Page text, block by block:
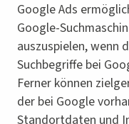
Google Ads
Google-
auszuspielen, wenn
Suchbegriffe bei
Ferner können
der bei Google
Standortdaten und